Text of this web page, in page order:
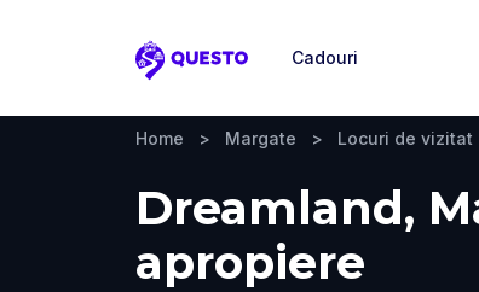
Questo
Cadouri
Home > Margate > Locuri de vizitat
Dreamland,
apropiere